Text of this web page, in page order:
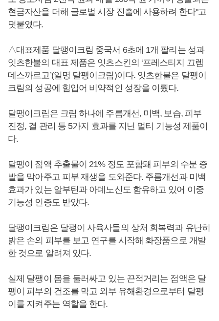
현금자산을 더해 글로벌 시장 진출에 사용하려 한다"고
덧붙였다.
△대표제품 달팽이크림 중국서 6초에 1개 팔리는 성과
잇츠한불의 대표 제품은 잇츠스킨의 ‘프레스티지 끄렘
데스까르고’(일명 달팽이크림)이다. 잇츠한불은 달팽이
크림의 성공에 힘입어 비약적인 성장을 이뤘다.
달팽이크림은 크림 하나에 주름개선, 미백, 보습, 피부
진정, 결 관리 등 5가지 효과를 지닌 멀티 기능성 제품이
다.
달팽이 점액 추출물이 21% 정도 포함돼 피부의 수분 증
발을 막아주고 피부 재생을 도와준다. 주름개선과 미백
효과가 있는 알부틴과 아데노신도 함유하고 있어 이중
기능성 인증도 받았다.
달팽이크림은 달팽이 사육사들의 상처 회복력과 유난히
밝은 손의 피부를 보고 연구를 시작해 화장품으로 개발
한 것으로 알려져 있다.
실제 달팽이 몸을 둘러싸고 있는 끈적거리는 점액은 달
팽이 피부의 건조를 막고 외부 유해환경으로부터 달팽
이를 지켜주는 역할을 한다.